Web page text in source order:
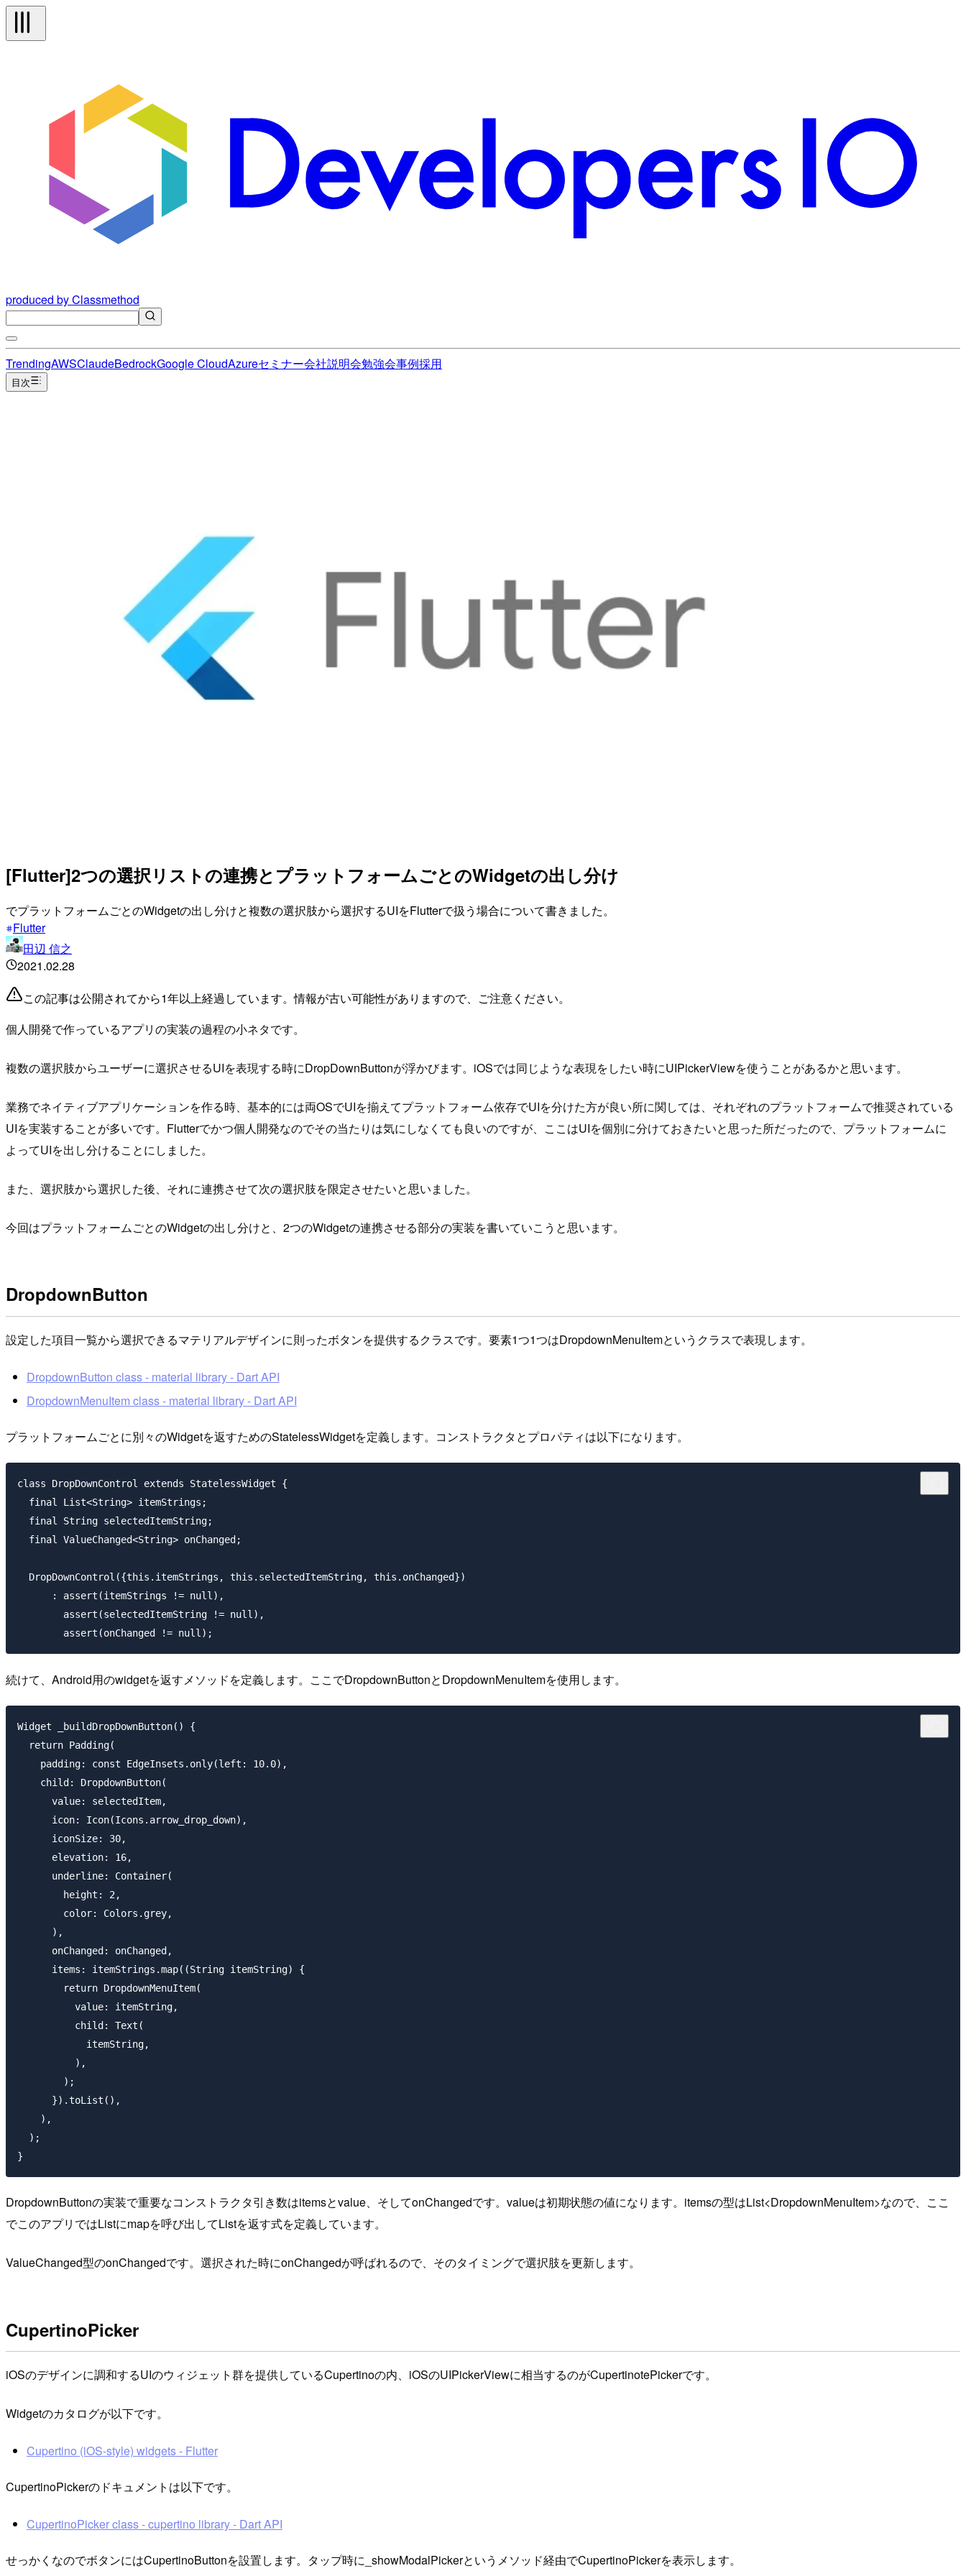
produced by Classmethod
TrendingAWSClaudeBedrockGoogle CloudAzureセミナー会社説明会勉強会事例採用
目次
[Flutter]2つの選択リストの連携とプラットフォームごとのWidgetの出し分け
でプラットフォームごとのWidgetの出し分けと複数の選択肢から選択するUIをFlutterで扱う場合について書きました。
Flutter
田辺 信之
2021.02.28
この記事は公開されてから1年以上経過しています。情報が古い可能性がありますので、ご注意ください。
個人開発で作っているアプリの実装の過程の小ネタです。
複数の選択肢からユーザーに選択させるUIを表現する時にDropDownButtonが浮かびます。iOSでは同じような表現をしたい時にUIPickerViewを使うことがあるかと思います。
業務でネイティブアプリケーションを作る時、基本的には両OSでUIを揃えてプラットフォーム依存でUIを分けた方が良い所に関しては、それぞれのプラットフォームで推奨されている
UIを実装することが多いです。Flutterでかつ個人開発なのでその当たりは気にしなくても良いのですが、ここはUIを個別に分けておきたいと思った所だったので、プラットフォームに
よってUIを出し分けることにしました。
また、選択肢から選択した後、それに連携させて次の選択肢を限定させたいと思いました。
今回はプラットフォームごとのWidgetの出し分けと、2つのWidgetの連携させる部分の実装を書いていこうと思います。
DropdownButton
設定した項目一覧から選択できるマテリアルデザインに則ったボタンを提供するクラスです。要素1つ1つはDropdownMenuItemというクラスで表現します。
DropdownButton class - material library - Dart API
DropdownMenuItem class - material library - Dart API
プラットフォームごとに別々のWidgetを返すためのStatelessWidgetを定義します。コンストラクタとプロパティは以下になります。
class DropDownControl extends StatelessWidget {
  final List<String> itemStrings;
  final String selectedItemString;
  final ValueChanged<String> onChanged;
  DropDownControl({this.itemStrings, this.selectedItemString, this.onChanged})
      : assert(itemStrings != null),
        assert(selectedItemString != null),
続けて、Android用のwidgetを返すメソッドを定義します。ここでDropdownButtonとDropdownMenuItemを使用します。
Widget _buildDropDownButton() {
  return Padding(
    padding: const EdgeInsets.only(left: 10.0),
    child: DropdownButton(
      value: selectedItem,
      icon: Icon(Icons.arrow_drop_down),
      iconSize: 30,
      elevation: 16,
      underline: Container(
        height: 2,
        color: Colors.grey,
      ),
      onChanged: onChanged,
      items: itemStrings.map((String itemString) {
        return DropdownMenuItem(
          value: itemString,
          child: Text(
            itemString,
          ),
        );
      }).toList(),
    ),
  );
DropdownButtonの実装で重要なコンストラクタ引き数はitemsとvalue、そしてonChangedです。valueは初期状態の値になります。itemsの型はList<DropdownMenuItem>なので、ここ
でこのアプリではListにmapを呼び出してListを返す式を定義しています。
ValueChanged型のonChangedです。選択された時にonChangedが呼ばれるので、そのタイミングで選択肢を更新します。
CupertinoPicker
iOSのデザインに調和するUIのウィジェット群を提供しているCupertinoの内、iOSのUIPickerViewに相当するのがCupertinotePickerです。
Widgetのカタログが以下です。
Cupertino (iOS-style) widgets - Flutter
CupertinoPickerのドキュメントは以下です。
CupertinoPicker class - cupertino library - Dart API
せっかくなのでボタンにはCupertinoButtonを設置します。タップ時に_showModalPickerというメソッド経由でCupertinoPickerを表示します。